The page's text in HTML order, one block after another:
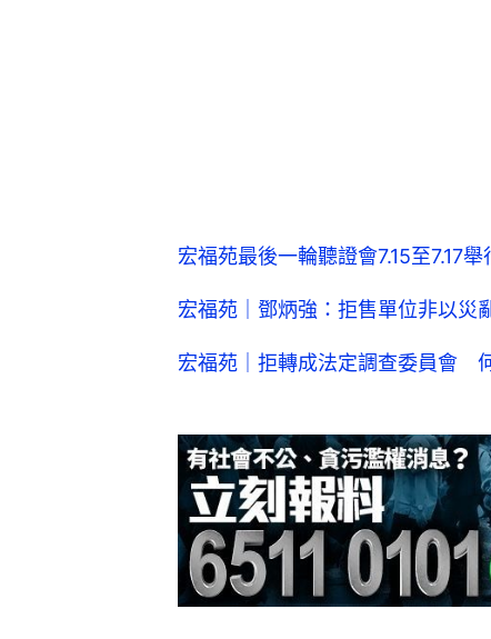
宏福苑最後一輪聽證會7.15至
宏福苑｜鄧炳強：拒售單位非以
宏福苑｜拒轉成法定調查委員會